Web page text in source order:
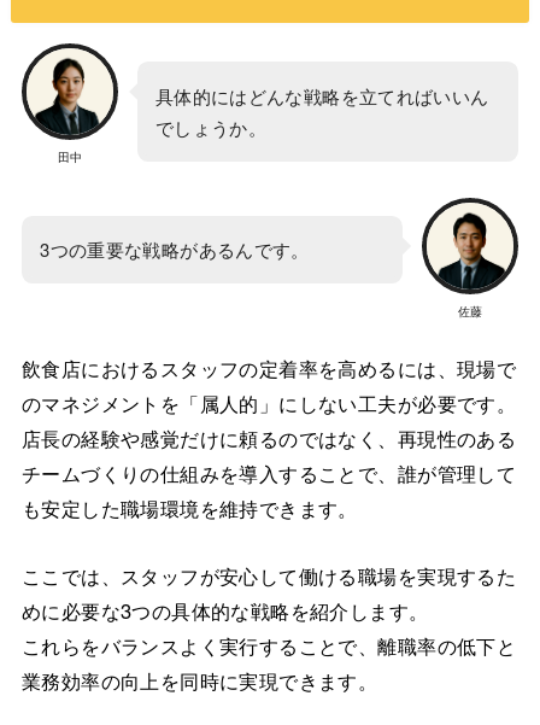
田中
具体的にはどんな戦略を立てればいいん
でしょうか。
佐藤
3つの重要な戦略があるんです。
飲食店におけるスタッフの定着率を高めるには、現場で
のマネジメントを「属人的」にしない工夫が必要です。
店長の経験や感覚だけに頼るのではなく、再現性のある
チームづくりの仕組みを導入することで、誰が管理して
も安定した職場環境を維持できます。
ここでは、スタッフが安心して働ける職場を実現するた
めに必要な3つの具体的な戦略を紹介します。
これらをバランスよく実行することで、離職率の低下と
業務効率の向上を同時に実現できます。